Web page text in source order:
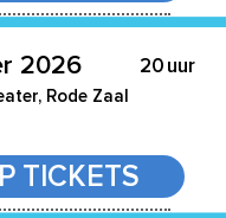
2026 20uur
Rode Zaal
TICKETS